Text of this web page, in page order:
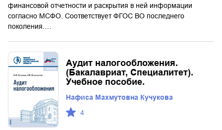
финансовой отчетности и раскрытия в ней информации
согласно МСФО. Соответствует ФГОС ВО последнего
поколения.…
Аудит налогообложения.
(Бакалавриат, Специалитет).
Учебное пособие.
Нафиса Махмутовна Кучукова
4